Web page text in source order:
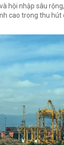
hội nhập sâu
cao trong thu hút